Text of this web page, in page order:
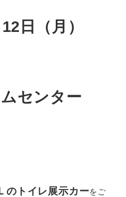
12日（月）
ムセンター
のトイレ展示カーをご